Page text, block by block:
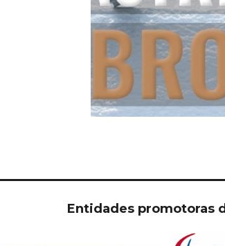
Entidades promotoras